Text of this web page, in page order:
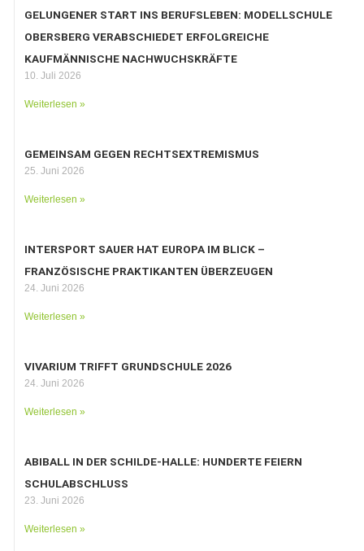
GELUNGENER START INS BERUFSLEBEN: MODELLSCHULE
OBERSBERG VERABSCHIEDET ERFOLGREICHE
KAUFMÄNNISCHE NACHWUCHSKRÄFTE
10. Juli 2026
Weiterlesen »
GEMEINSAM GEGEN RECHTSEXTREMISMUS
25. Juni 2026
Weiterlesen »
INTERSPORT SAUER HAT EUROPA IM BLICK –
FRANZÖSISCHE PRAKTIKANTEN ÜBERZEUGEN
24. Juni 2026
Weiterlesen »
VIVARIUM TRIFFT GRUNDSCHULE 2026
24. Juni 2026
Weiterlesen »
ABIBALL IN DER SCHILDE-HALLE: HUNDERTE FEIERN
SCHULABSCHLUSS
23. Juni 2026
Weiterlesen »